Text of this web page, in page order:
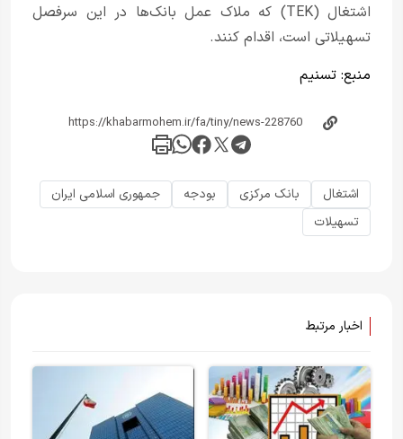
اشتغال (TEK) که ملاک عمل بانک‌ها در این سرفصل
تسهیلاتی است، اقدام کنند.
منبع: تسنیم
اشتغال بانک مرکزی بودجه
جمهوری اسلامی ایران
تسهیلات
اخبار مرتبط